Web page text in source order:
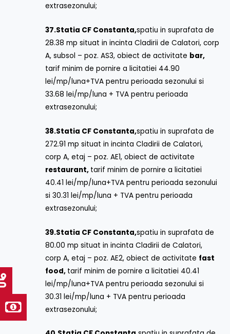
extrasezonului;
37.Statia CF Constanta,spatiu in suprafata de
28.38 mp situat in incinta Cladirii de Calatori, corp
A, subsol – poz. AS3, obiect de activitate bar,
tarif minim de pornire a licitatiei 44.90
lei/mp/luna+TVA pentru perioada sezonului si
33.68 lei/mp/luna + TVA pentru perioada
extrasezonului;
38.Statia CF Constanta,spatiu in suprafata de
272.91 mp situat in incinta Cladirii de Calatori,
corp A, etaj – poz. AE1, obiect de activitate
restaurant, tarif minim de pornire a licitatiei
40.41 lei/mp/luna+TVA pentru perioada sezonului
si 30.31 lei/mp/luna + TVA pentru perioada
extrasezonului;
39.Statia CF Constanta,spatiu in suprafata de
80.00 mp situat in incinta Cladirii de Calatori,
corp A, etaj – poz. AE2, obiect de activitate fast
food, tarif minim de pornire a licitatiei 40.41
lei/mp/luna+TVA pentru perioada sezonului si
30.31 lei/mp/luna + TVA pentru perioada
extrasezonului;